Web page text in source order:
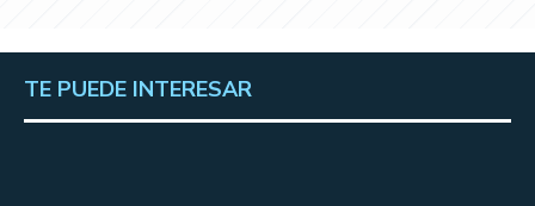
TE PUEDE INTERESAR